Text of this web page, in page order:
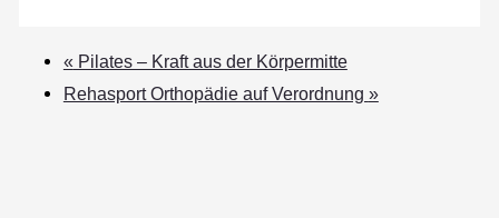
« Pilates – Kraft aus der Körpermitte
Rehasport Orthopädie auf Verordnung »